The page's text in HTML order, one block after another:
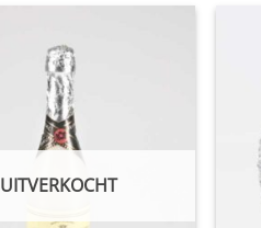
UITVERKOCHT